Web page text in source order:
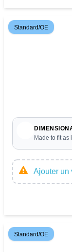
Standard/OE
Made to fit as
Ajouter un
Standard/OE